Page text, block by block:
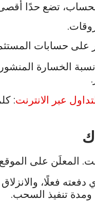
تضع حدًا أقصى
حسابات
الخسارة
عبر الانترنت:
أنت. المعلَن
فعلًا،
ومدة تنفيذ السحب.